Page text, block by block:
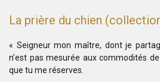
La prière du chien
« Seigneur mon maître, dont je
n’est pas mesurée aux commodités
que tu me réserves.